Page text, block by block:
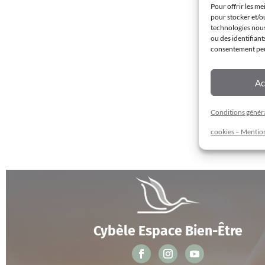
Pour offrir les
pour stocker et/
technologies
ou des
consentement
Conditions
cookies –
Cybèle Espace Bien-Être